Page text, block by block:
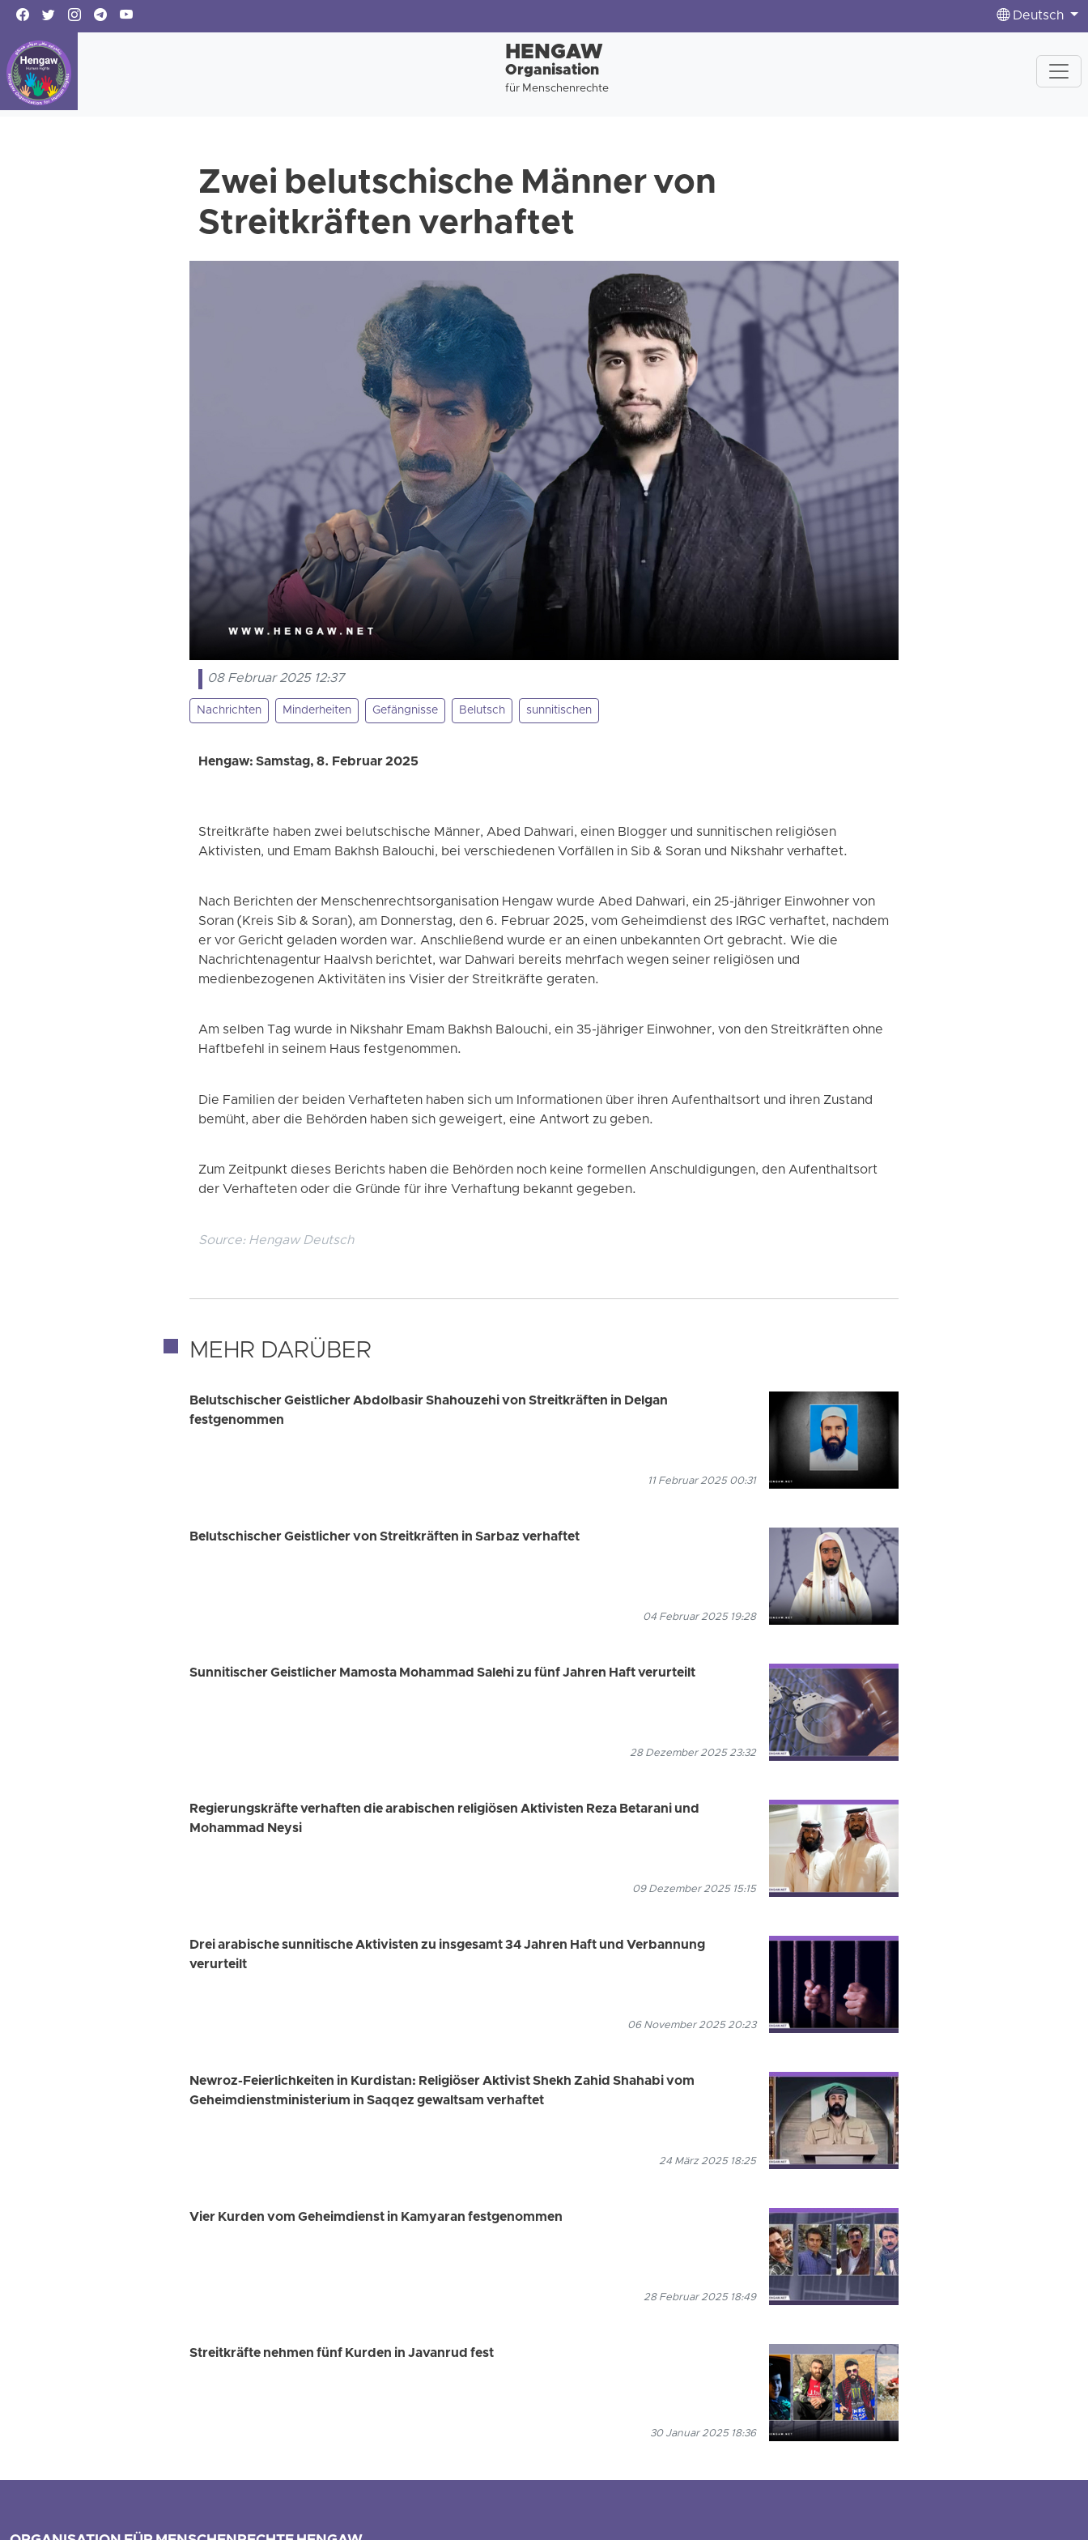
Deutsch
HENGAW
Organisation
für Menschenrechte
Zwei belutschische Männer von
Streitkräften verhaftet
08 Februar 2025 12:37
Nachrichten Minderheiten Gefängnisse Belutsch sunnitischen
Hengaw: Samstag, 8. Februar 2025
Streitkräfte haben zwei belutschische Männer, Abed Dahwari, einen Blogger und sunnitischen religiösen
Aktivisten, und Emam Bakhsh Balouchi, bei verschiedenen Vorfällen in Sib & Soran und Nikshahr verhaftet.
Nach Berichten der Menschenrechtsorganisation Hengaw wurde Abed Dahwari, ein 25-jähriger Einwohner von
Soran (Kreis Sib & Soran), am Donnerstag, den 6. Februar 2025, vom Geheimdienst des IRGC verhaftet, nachdem
er vor Gericht geladen worden war. Anschließend wurde er an einen unbekannten Ort gebracht. Wie die
Nachrichtenagentur Haalvsh berichtet, war Dahwari bereits mehrfach wegen seiner religiösen und
medienbezogenen Aktivitäten ins Visier der Streitkräfte geraten.
Am selben Tag wurde in Nikshahr Emam Bakhsh Balouchi, ein 35-jähriger Einwohner, von den Streitkräften ohne
Haftbefehl in seinem Haus festgenommen.
Die Familien der beiden Verhafteten haben sich um Informationen über ihren Aufenthaltsort und ihren Zustand
bemüht, aber die Behörden haben sich geweigert, eine Antwort zu geben.
Zum Zeitpunkt dieses Berichts haben die Behörden noch keine formellen Anschuldigungen, den Aufenthaltsort
der Verhafteten oder die Gründe für ihre Verhaftung bekannt gegeben.
Source: Hengaw Deutsch
MEHR DARÜBER
Belutschischer Geistlicher Abdolbasir Shahouzehi von Streitkräften in Delgan
festgenommen
11 Februar 2025 00:31
Belutschischer Geistlicher von Streitkräften in Sarbaz verhaftet
04 Februar 2025 19:28
Sunnitischer Geistlicher Mamosta Mohammad Salehi zu fünf Jahren Haft verurteilt
28 Dezember 2025 23:32
Regierungskräfte verhaften die arabischen religiösen Aktivisten Reza Betarani und
Mohammad Neysi
09 Dezember 2025 15:15
Drei arabische sunnitische Aktivisten zu insgesamt 34 Jahren Haft und Verbannung
verurteilt
06 November 2025 20:23
Newroz-Feierlichkeiten in Kurdistan: Religiöser Aktivist Shekh Zahid Shahabi vom
Geheimdienstministerium in Saqqez gewaltsam verhaftet
24 März 2025 18:25
Vier Kurden vom Geheimdienst in Kamyaran festgenommen
28 Februar 2025 18:49
Streitkräfte nehmen fünf Kurden in Javanrud fest
30 Januar 2025 18:36